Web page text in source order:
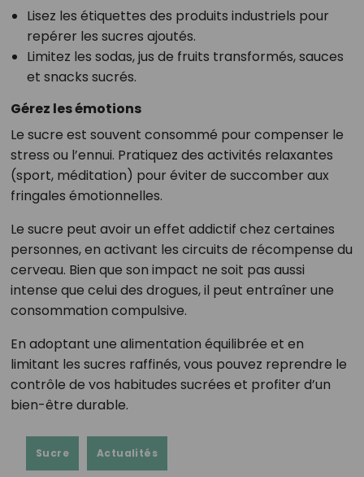
Lisez les étiquettes des produits industriels pour
repérer les sucres ajoutés.
Limitez les sodas, jus de fruits transformés, sauces
et snacks sucrés.
Gérez les émotions
Le sucre est souvent consommé pour compenser le
stress ou l’ennui. Pratiquez des activités relaxantes
(sport, méditation) pour éviter de succomber aux
fringales émotionnelles.
Le sucre peut avoir un effet addictif chez certaines
personnes, en activant les circuits de récompense du
cerveau. Bien que son impact ne soit pas aussi
intense que celui des drogues, il peut entraîner une
consommation compulsive.
En adoptant une alimentation équilibrée et en
limitant les sucres raffinés, vous pouvez reprendre le
contrôle de vos habitudes sucrées et profiter d’un
bien-être durable.
Sucre Actualités